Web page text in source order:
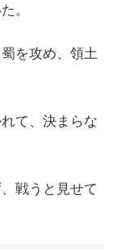
。
を攻め、領土
て、決まらな
戦うと見せて